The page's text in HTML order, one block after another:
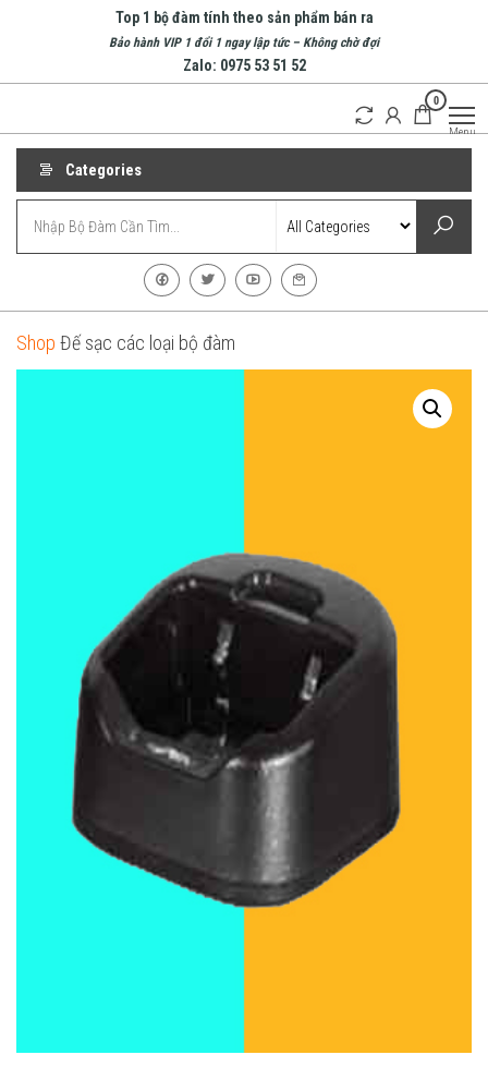
Top 1 bộ đàm tính theo sản phẩm bán ra
Bảo hành VIP 1 đổi 1 ngay lập tức – Không chờ đợi
Zalo: 0975 53 51 52
Đàm
Nha
Trang
Đàm
Cầm
đầu về
đàm
Nha
0
Menu
Categories
Shop Đế sạc các loại bộ đàm